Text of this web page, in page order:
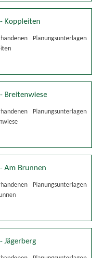
Koppleiten
Planungsunterlagen
Breitenwiese
Planungsunterlagen
Am Brunnen
Planungsunterlagen
Jägerberg